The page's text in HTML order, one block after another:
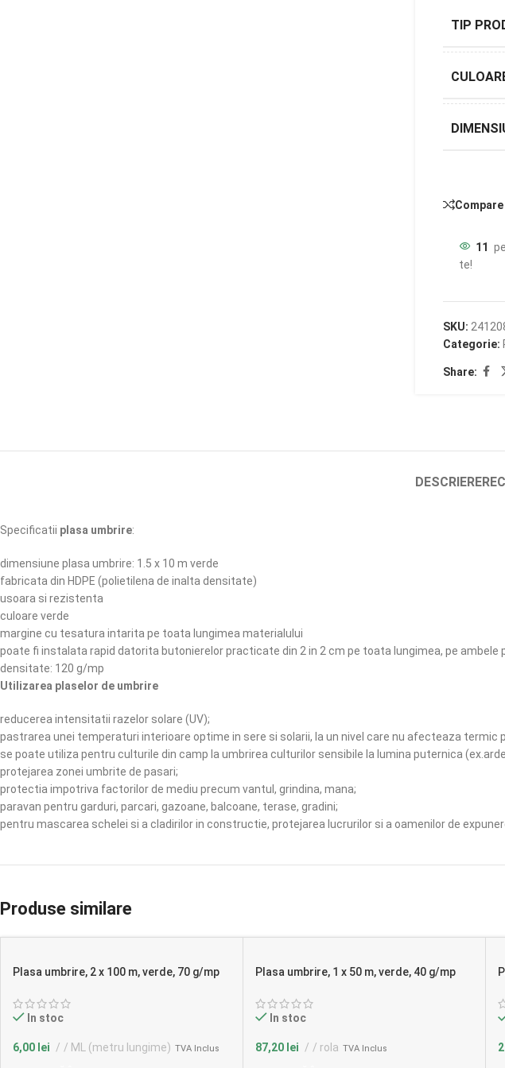
TIP
Compare
11
te!
SKU:
Categorie:
Share:
DESCRIERE
Specificatii plasa umbrire:
dimensiune plasa umbrire: 1.5 x 10 m verde
fabricata din HDPE (polietilena de inalta densitate)
usoara si rezistenta
culoare verde
margine cu tesatura intarita pe toata lungimea materialului
poate fi instalata rapid datorita butonierelor practicate din 2 in 2 cm pe toata lungimea, pe ambele
densitate: 120 g/mp
Utilizarea plaselor de umbrire
reducerea intensitatii razelor solare (UV);
pastrarea unei temperaturi interioare optime in sere si solarii, la un nivel care nu afecteaza termic
se poate utiliza pentru culturile din camp la umbrirea culturilor sensibile la lumina puternica
protejarea zonei umbrite de pasari;
protectia impotriva factorilor de mediu precum vantul, grindina, mana;
paravan pentru garduri, parcari, gazoane, balcoane, terase, gradini;
pentru mascarea schelei si a cladirilor in constructie, protejarea lucrurilor si a oamenilor de
Produse similare
Plasa umbrire, 2 x 100 m, verde, 70 g/mp
In stoc
6,00 lei / ML (metru lungime) TVA Inclus
Plasa umbrire, 1 x 50 m, verde, 40 g/mp
In stoc
87,20 lei / rola TVA Inclus